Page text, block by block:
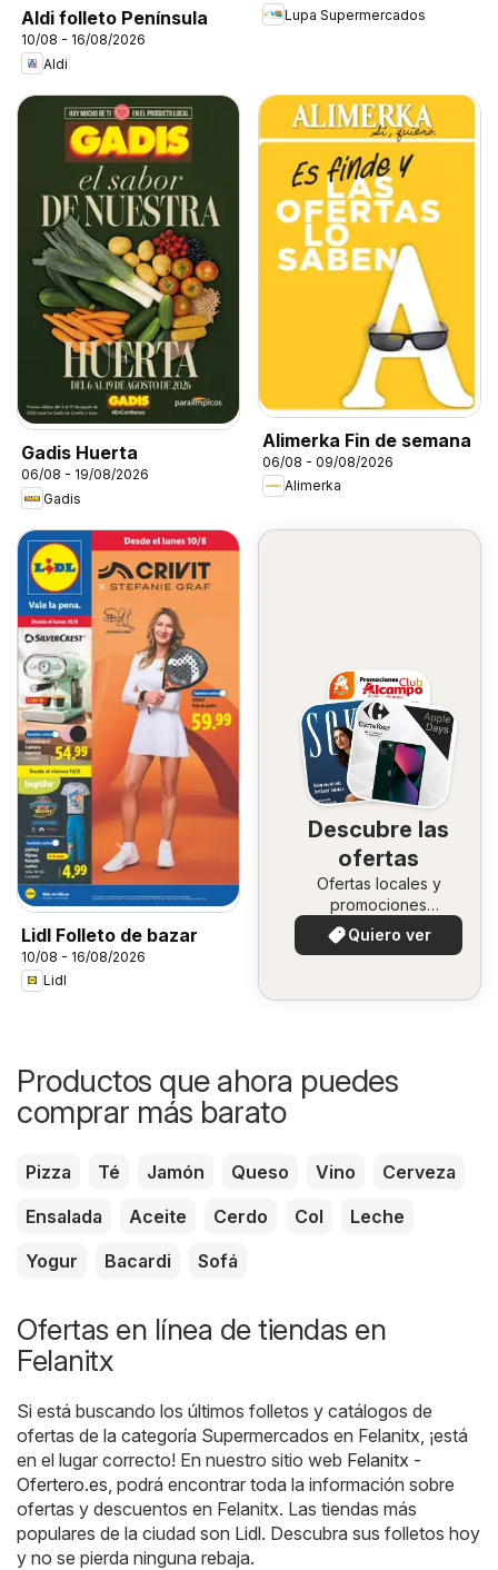
Aldi folleto Península
10/08 - 16/08/2026
Aldi
Lupa Supermercados
Gadis Huerta
06/08 - 19/08/2026
Gadis
Alimerka Fin de semana
06/08 - 09/08/2026
Alimerka
Lidl Folleto de bazar
10/08 - 16/08/2026
Lidl
Descubre las
ofertas
Ofertas locales y
promociones
especiales.
Quiero ver
Productos que ahora puedes
comprar más barato
Pizza Té Jamón Queso Vino
Cerveza
Ensalada
Aceite Cerdo Col
Leche
Yogur
Bacardi Sofá
Ofertas en línea de tiendas en
Felanitx
Si está buscando los últimos folletos y catálogos de
ofertas de la categoría Supermercados en Felanitx, ¡está
en el lugar correcto! En nuestro sitio web Felanitx -
Ofertero.es , podrá encontrar toda la información sobre
ofertas y descuentos en Felanitx. Las tiendas más
populares de la ciudad son Lidl. Descubra sus folletos hoy
y no se pierda ninguna rebaja.